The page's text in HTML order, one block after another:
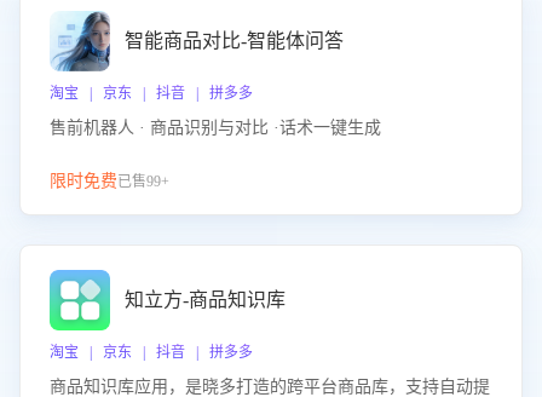
智能商品对比-智能体问答
淘宝 | 京东 | 抖音 | 拼多多
售前机器人 · 商品识别与对比 ·话术一键生成
限时免费已售99+
知立方-商品知识库
淘宝 | 京东 | 抖音 | 拼多多
商品知识库应用，是晓多打造的跨平台商品库，支持自动提